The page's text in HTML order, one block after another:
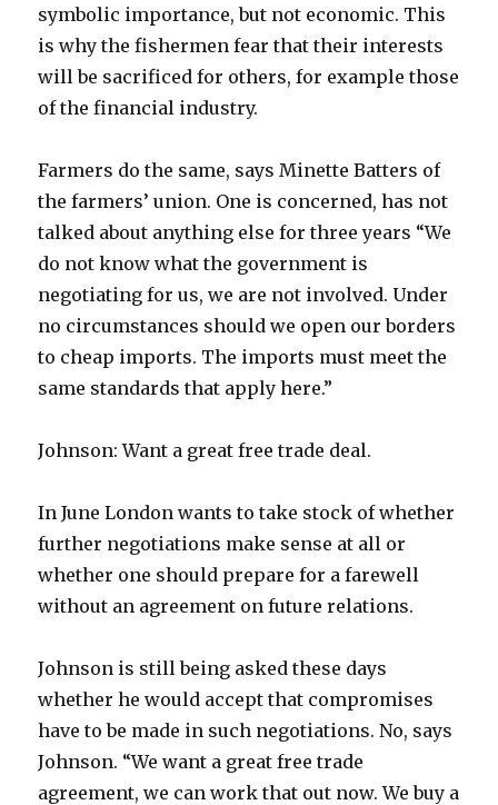
symbolic importance, but not economic. This
is why the fishermen fear that their interests
will be sacrificed for others, for example those
of the financial industry.
Farmers do the same, says Minette Batters of
the farmers’ union. One is concerned, has not
talked about anything else for three years “We
do not know what the government is
negotiating for us, we are not involved. Under
no circumstances should we open our borders
to cheap imports. The imports must meet the
same standards that apply here.”
Johnson: Want a great free trade deal.
In June London wants to take stock of whether
further negotiations make sense at all or
whether one should prepare for a farewell
without an agreement on future relations.
Johnson is still being asked these days
whether he would accept that compromises
have to be made in such negotiations. No, says
Johnson. “We want a great free trade
agreement, we can work that out now. We buy a